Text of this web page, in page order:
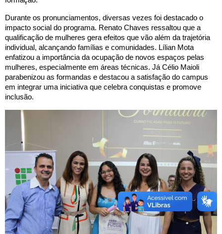
Durante os pronunciamentos, diversas vezes foi destacado o
impacto social do programa. Renato Chaves ressaltou que a
qualificação de mulheres gera efeitos que vão além da trajetória
individual, alcançando famílias e comunidades. Lílian Mota
enfatizou a importância da ocupação de novos espaços pelas
mulheres, especialmente em áreas técnicas. Já Célio Maioli
parabenizou as formandas e destacou a satisfação do campus
em integrar uma iniciativa que celebra conquistas e promove
inclusão.